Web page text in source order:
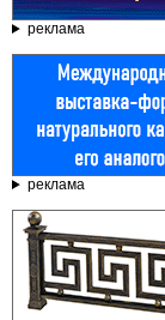
реклама
реклама